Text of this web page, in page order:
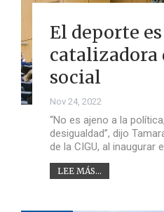
El deporte
catalizadora
social
Nov 24, 2022
“No es ajeno a la
desigualdad”, dijo
de la CIGU, al inaugurar
LEE MÁS...